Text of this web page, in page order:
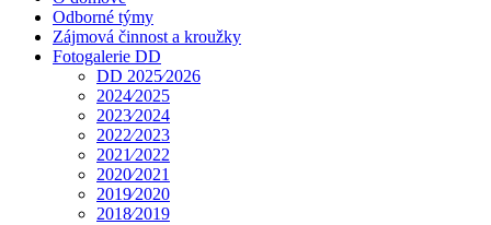
Odborné týmy
Zájmová činnost a kroužky
Fotogalerie DD
DD 2025⁄2026
2024⁄2025
2023⁄2024
2022⁄2023
2021⁄2022
2020⁄2021
2019⁄2020
2018⁄2019